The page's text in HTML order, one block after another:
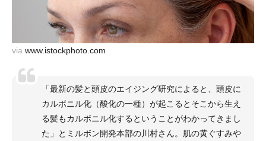
via www.istockphoto.com
「最新の髪と頭皮のエイジング研究によると、頭皮に
カルボニル化（酸化の一種）が起こるとそこから生え
る髪もカルボニル化するということがわかってきまし
た」とミルボン開発本部の川村さん。肌の黄ぐすみや